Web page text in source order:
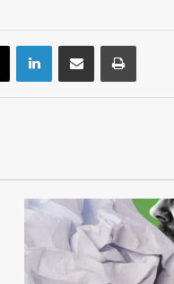
LinkedInE-Posta ile paylaş Yazdır